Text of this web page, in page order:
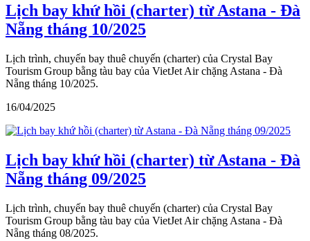
Lịch bay khứ hồi (charter) từ Astana - Đà
Nẵng tháng 10/2025
Lịch trình, chuyến bay thuê chuyến (charter) của Crystal Bay
Tourism Group bằng tàu bay của VietJet Air chặng Astana - Đà
Nẵng tháng 10/2025.
16/04/2025
Lịch bay khứ hồi (charter) từ Astana - Đà
Nẵng tháng 09/2025
Lịch trình, chuyến bay thuê chuyến (charter) của Crystal Bay
Tourism Group bằng tàu bay của VietJet Air chặng Astana - Đà
Nẵng tháng 08/2025.